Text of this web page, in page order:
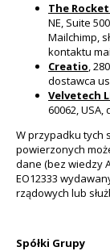
The
NE, Suite
Mailchimp,
kontaktu
Creatio,
dostawca
Velvetech
60062,
W przypadku tych
powierzonych
dane (bez wiedzy
EO12333
rządowych lub
Spółki Grupy